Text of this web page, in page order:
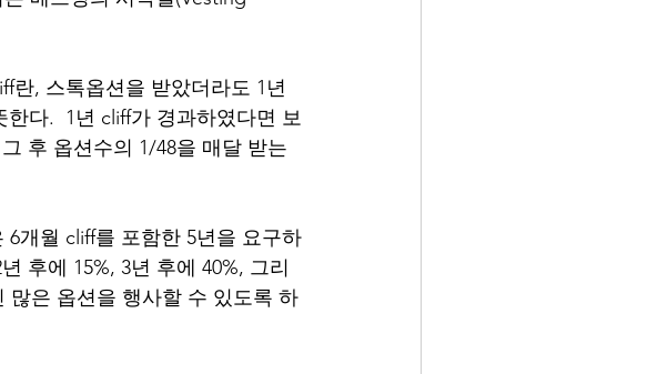
란, 스톡옵션을 받았더라도 1년
다.  1년 cliff가 경과하였다면 보
후 옵션수의 1/48을 매달 받는
개월 cliff를 포함한 5년을 요구하
후에 15%, 3년 후에 40%, 그리
많은 옵션을 행사할 수 있도록 하